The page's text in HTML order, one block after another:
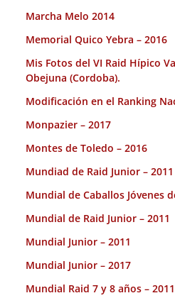
Marcha Melo 2014
Memorial Quico Yebra – 2016
Mis Fotos del VI Raid Hípico
Obejuna (Cordoba).
Modificación en el Ranking
Monpazier – 2017
Montes de Toledo – 2016
Mundiad de Raid Junior – 2011
Mundial de Caballos Jóvenes
Mundial de Raid Junior – 2011
Mundial Junior – 2011
Mundial Junior – 2017
Mundial Raid 7 y 8 años – 2011